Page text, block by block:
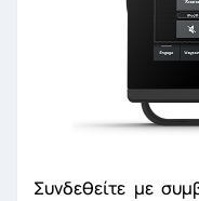
Συνδεθείτε με